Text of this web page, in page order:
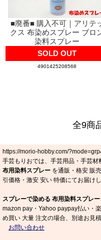
■廃番■ 購入不可｜アリテ
クス 布染めスプレー ブロ
染料スプレー
SOLD OUT
4901425208568
全9商
https://morio-hobby.com/
手芸もりおでは、手芸用品・手芸材
布用染料スプレー を通販・格安 販
引価格・激安 安い 特価にてお届けし
スプレーで染める 布用染料スプレ
mazon pay・Yahoo paypay払い・
め買い 大量 注文の場合、別途お見
お問い合わせ